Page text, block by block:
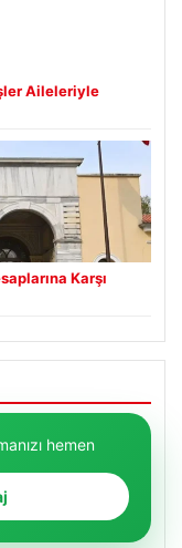
Aileleriyle
Karşı
hemen